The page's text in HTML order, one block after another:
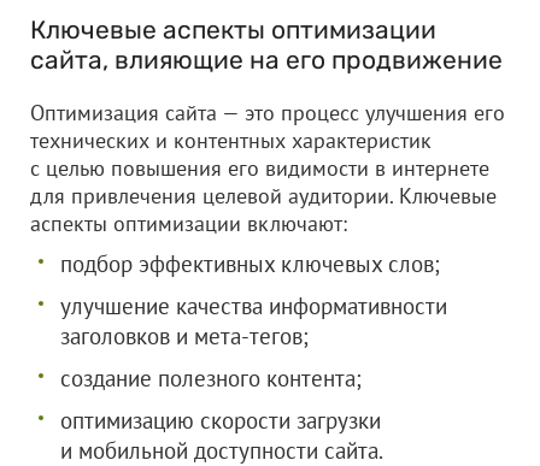
Ключевые аспекты оптимизации
сайта, влияющие на его продвижение
Оптимизация сайта — это процесс улучшения его
технических и контентных характеристик
с целью повышения его видимости в интернете
для привлечения целевой аудитории. Ключевые
аспекты оптимизации включают:
подбор эффективных ключевых слов;
улучшение качества информативности
заголовков и мета-тегов;
создание полезного контента;
оптимизацию скорости загрузки
и мобильной доступности сайта.